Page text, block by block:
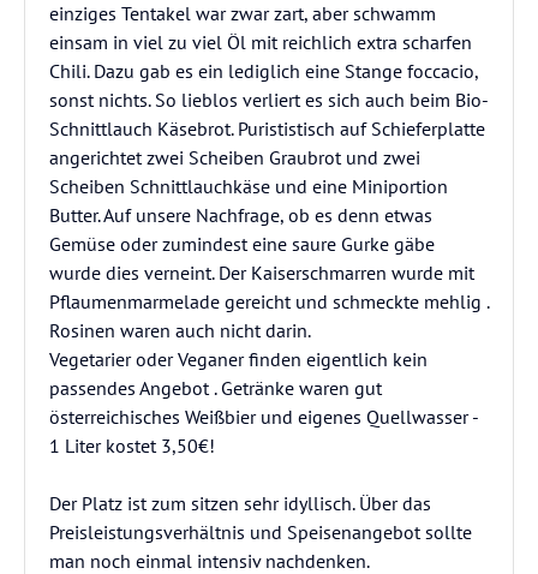
einziges Tentakel war zwar zart, aber schwamm
einsam in viel zu viel Öl mit reichlich extra scharfen
Chili. Dazu gab es ein lediglich eine Stange foccacio,
sonst nichts. So lieblos verliert es sich auch beim Bio-
Schnittlauch Käsebrot. Purististisch auf Schieferplatte
angerichtet zwei Scheiben Graubrot und zwei
Scheiben Schnittlauchkäse und eine Miniportion
Butter. Auf unsere Nachfrage, ob es denn etwas
Gemüse oder zumindest eine saure Gurke gäbe
wurde dies verneint. Der Kaiserschmarren wurde mit
Pflaumenmarmelade gereicht und schmeckte mehlig .
Rosinen waren auch nicht darin.
Vegetarier oder Veganer finden eigentlich kein
passendes Angebot . Getränke waren gut
österreichisches Weißbier und eigenes Quellwasser -
1 Liter kostet 3,50€!
Der Platz ist zum sitzen sehr idyllisch. Über das
Preisleistungsverhältnis und Speisenangebot sollte
man noch einmal intensiv nachdenken.